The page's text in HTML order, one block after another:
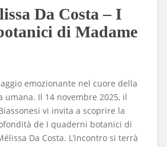
Da Costa – I
di Madame
emozionante nel cuore della
umana. Il 14 novembre 2025, il
vi invita a scoprire la
de I quaderni botanici di
Da Costa. L’incontro si terrà